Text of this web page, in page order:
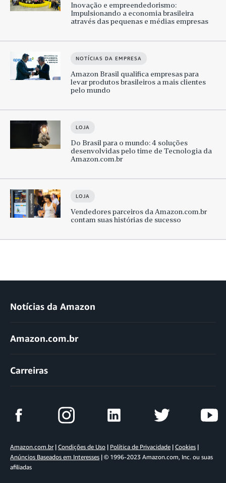
Inovação e empreendedorismo:
Impulsionando a economia brasileira
através das pequenas e médias empresas
NOTÍCIAS DA EMPRESA
Amazon Brasil qualifica empresas para
levar produtos brasileiros a mais clientes
pelo mundo
LOJA
Do Brasil para o mundo: 4 soluções
desenvolvidas pelo time de Tecnologia da
Amazon.com.br
LOJA
Vendedores parceiros da Amazon.com.br
contam suas histórias de sucesso
Notícias da Amazon
Amazon.com.br
Carreiras
Amazon.com.br| Condições de Uso | Política de Privacidade | Cookies |
Anúncios Baseados em Interesses | © 1996-2023 Amazon.com, Inc. ou suas
afiliadas